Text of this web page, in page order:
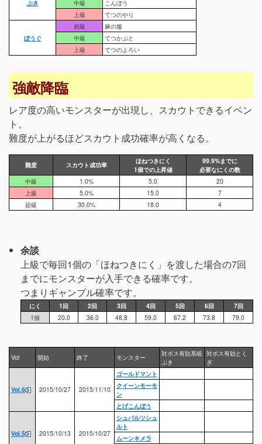
ぶき
中級
こんぼう
上級
てつのやり
ぼうぐ
初級
麻の服
中級
てつかぶと
上級
てつのよろい
強敵降臨
レア度の高いモンスターが出現し、スカウトできるイベン
ト。
難度が上がるほどスカウト成功確率が高くなる。
難度 スカウト成功率
ほねつきにく
1個での上昇値
99.9%までに
必要なにくの数
中級
1.0% 5.0
20
上級
5.0% 15.0
7
超級
30.0% 18.0 4
余談
上級で毎回1個の「ほねつきにく」を渡した場合の7回
までにモンスターが入手できる確率です。
つまりギャンブル確率です。
にく 1回 2回 3回 4回 5回 6回
7回
1個
20.0 36.0 48.8 59.0 67.2 73.8 79.0
Vol 開始 終了 モンスター
対ボス有効系統
ぶき
対ボス有効とく
ぎ
Vol.6 2015/10/27 2015/11/10
ゴールドマント
クイーンモーモ
ン
とげこんぼう
Vol.5 2015/10/13 2015/10/27
シュバルツシュ
ルト
ムーンキメラ